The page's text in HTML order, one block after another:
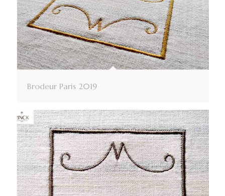
Brodeur Paris 2019